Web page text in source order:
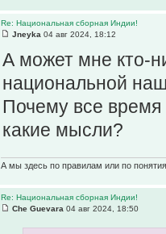
Re: Национальная сборная Индии!
Jneyka 04 авг 2024, 18:12
А может мне кто-
национальной
Почему все время
какие мысли?
А мы здесь по правилам или по
Re: Национальная сборная Индии!
Che Guevara 04 авг 2024, 18:50